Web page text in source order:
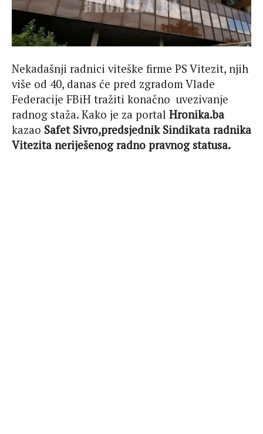
Nekadašnji radnici viteške firme PS Vitezit, njih
više od 40, danas će pred zgradom Vlade
Federacije FBiH tražiti konačno uvezivanje
radnog staža. Kako je za portal Hronika.ba
kazao Safet Sivro,predsjednik Sindikata radnika
Vitezita neriješenog radno pravnog statusa.